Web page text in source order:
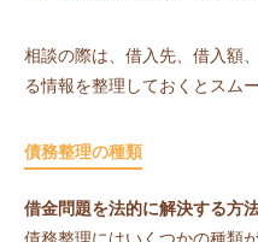
相談の際は、借入先、借入額
る情報を整理しておくとスムー
債務整理の種類
借金問題を法的に解決する方